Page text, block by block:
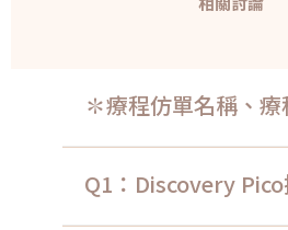
✽療程仿單名稱、療
Q1：Discovery